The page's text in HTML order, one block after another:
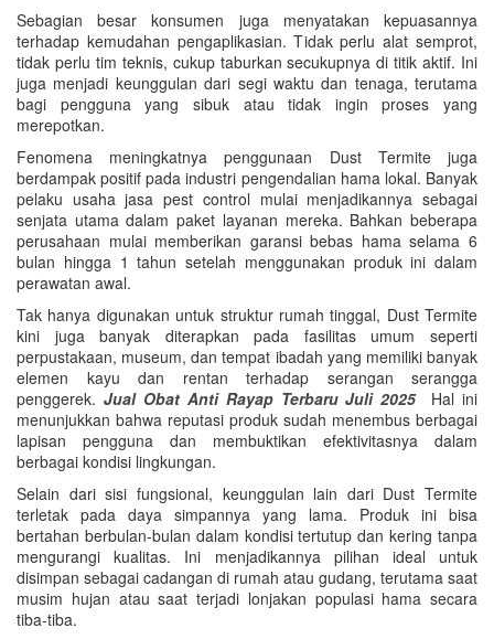
Sebagian besar konsumen juga menyatakan kepuasannya
terhadap kemudahan pengaplikasian. Tidak perlu alat semprot,
tidak perlu tim teknis, cukup taburkan secukupnya di titik aktif. Ini
juga menjadi keunggulan dari segi waktu dan tenaga, terutama
bagi pengguna yang sibuk atau tidak ingin proses yang
merepotkan.
Fenomena meningkatnya penggunaan Dust Termite juga
berdampak positif pada industri pengendalian hama lokal. Banyak
pelaku usaha jasa pest control mulai menjadikannya sebagai
senjata utama dalam paket layanan mereka. Bahkan beberapa
perusahaan mulai memberikan garansi bebas hama selama 6
bulan hingga 1 tahun setelah menggunakan produk ini dalam
perawatan awal.
Tak hanya digunakan untuk struktur rumah tinggal, Dust Termite
kini juga banyak diterapkan pada fasilitas umum seperti
perpustakaan, museum, dan tempat ibadah yang memiliki banyak
elemen kayu dan rentan terhadap serangan serangga
penggerek. Jual Obat Anti Rayap Terbaru Juli 2025Hal ini
menunjukkan bahwa reputasi produk sudah menembus berbagai
lapisan pengguna dan membuktikan efektivitasnya dalam
berbagai kondisi lingkungan.
Selain dari sisi fungsional, keunggulan lain dari Dust Termite
terletak pada daya simpannya yang lama. Produk ini bisa
bertahan berbulan-bulan dalam kondisi tertutup dan kering tanpa
mengurangi kualitas. Ini menjadikannya pilihan ideal untuk
disimpan sebagai cadangan di rumah atau gudang, terutama saat
musim hujan atau saat terjadi lonjakan populasi hama secara
tiba-tiba.